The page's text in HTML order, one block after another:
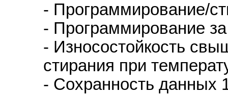
- Программирование/
- Программирование
- Износостойкость
стирания при
- Сохранность данных